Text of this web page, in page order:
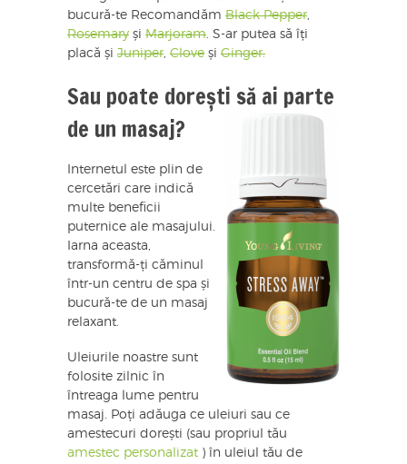
bucură-te Recomandăm Black Pepper
Rosemary și Marjoram . S-ar putea să îți
placă și Juniper Clove și Ginger.
Sau poate dorești să ai parte
de un masaj?
Internetul este plin de
cercetări care indică
multe beneficii
puternice ale masajului.
Iarna aceasta,
transformă-ți căminul
într-un centru de spa și
bucură-te de un masaj
relaxant.
Uleiurile noastre sunt
folosite zilnic în
întreaga lume pentru
masaj. Poți adăuga ce uleiuri sau ce
amestecuri dorești (sau propriul tău
amestec personalizat ) în uleiul tău de